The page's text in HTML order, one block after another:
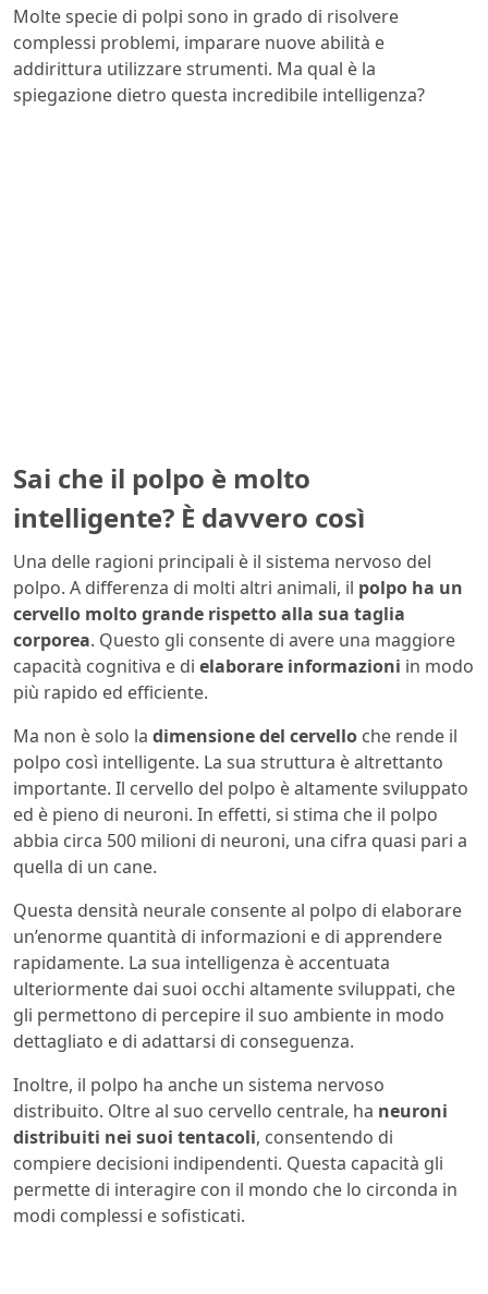
Molte specie di polpi sono in grado di risolvere
complessi problemi, imparare nuove abilità e
addirittura utilizzare strumenti. Ma qual è la
spiegazione dietro questa incredibile intelligenza?
Sai che il polpo è molto
intelligente? È davvero così
Una delle ragioni principali è il sistema nervoso del
polpo. A differenza di molti altri animali, il polpo ha un
cervello molto grande rispetto alla sua taglia
corporea. Questo gli consente di avere una maggiore
capacità cognitiva e di elaborare informazioni in modo
più rapido ed efficiente.
Ma non è solo la dimensione del cervello che rende il
polpo così intelligente. La sua struttura è altrettanto
importante. Il cervello del polpo è altamente sviluppato
ed è pieno di neuroni. In effetti, si stima che il polpo
abbia circa 500 milioni di neuroni, una cifra quasi pari a
quella di un cane.
Questa densità neurale consente al polpo di elaborare
un’enorme quantità di informazioni e di apprendere
rapidamente. La sua intelligenza è accentuata
ulteriormente dai suoi occhi altamente sviluppati, che
gli permettono di percepire il suo ambiente in modo
dettagliato e di adattarsi di conseguenza.
Inoltre, il polpo ha anche un sistema nervoso
distribuito. Oltre al suo cervello centrale, ha neuroni
distribuiti nei suoi tentacoli, consentendo di
compiere decisioni indipendenti. Questa capacità gli
permette di interagire con il mondo che lo circonda in
modi complessi e sofisticati.